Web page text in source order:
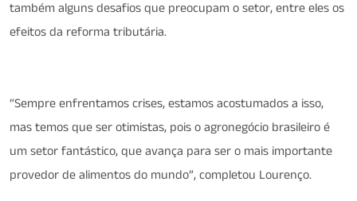
também alguns desafios que preocupam o setor, entre eles os
efeitos da reforma tributária.
“Sempre enfrentamos crises, estamos acostumados a isso,
mas temos que ser otimistas, pois o agronegócio brasileiro é
um setor fantástico, que avança para ser o mais importante
provedor de alimentos do mundo”, completou Lourenço.